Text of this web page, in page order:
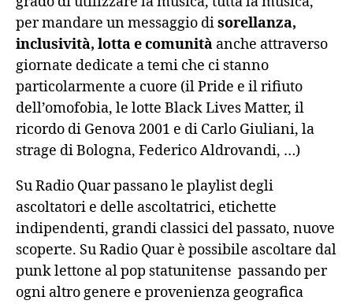
per mandare un messaggio disorellanza,
inclusività, lotta e comunità anche attraverso
giornate dedicate a temi che ci stanno
particolarmente a cuore (il Pride e il rifiuto
dell’omofobia, le lotte Black Lives Matter, il
ricordo di Genova 2001 e di Carlo Giuliani, la
strage di Bologna, Federico Aldrovandi, …)
Su Radio Quar passano le playlist degli
ascoltatori e delle ascoltatrici, etichette
indipendenti, grandi classici del passato, nuove
scoperte. Su Radio Quar è possibile ascoltare dal
punk lettone al pop statunitense passando per
ogni altro genere e provenienza geografica